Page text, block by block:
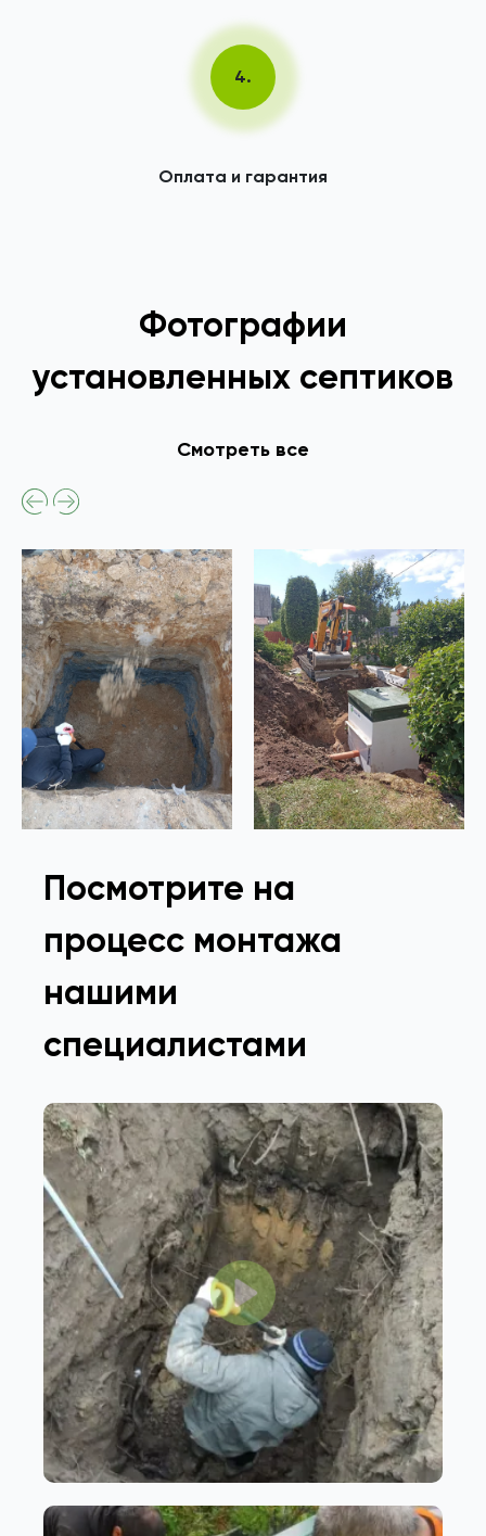
4.
Оплата и гарантия
Фотографии
установленных септиков
Смотреть все
Посмотрите на
процесс монтажа
нашими
специалистами